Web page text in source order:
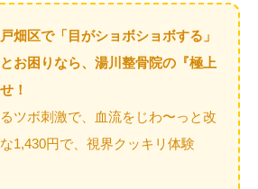
畑区で「目がショボショボする」
とお困りなら、湯川整骨院の『極上
！
ツボ刺激で、血流をじわ〜っと改
1,430円で、視界クッキリ体験